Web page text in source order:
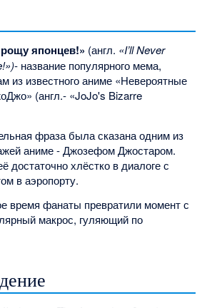
японцев!» (англ. «I’ll Never
- название популярного мема,
из известного аниме «Невероятные
(англ.- «JoJo's Bizarre
фраза была сказана одним из
аниме - Джозефом Джостаром.
достаточно хлёстко в диалоге с
в аэропорту.
время фанаты превратили момент с
макрос, гуляющий по